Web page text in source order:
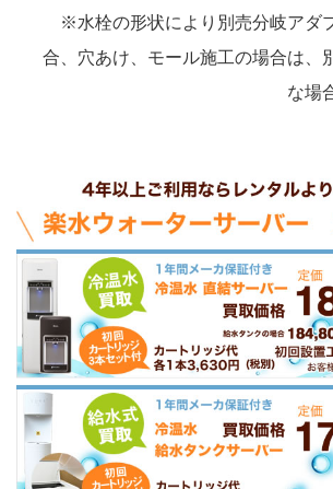
※水栓の形状により別売分岐アダ
合、穴あけ、モール施工の場合は、
な場